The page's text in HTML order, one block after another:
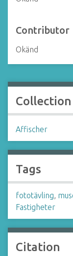
Contributor
Okänd
Collection
Affischer
Tags
fototävling,
Fastigheter
Citation